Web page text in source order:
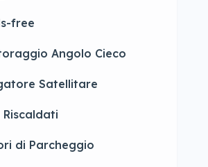
free
Angolo Cieco
Satellitare
Riscaldati
di Parcheggio